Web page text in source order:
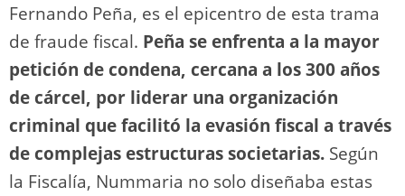
Fernando Peña, es el epicentro de esta trama
de fraude fiscal. Peña se enfrenta a la mayor
petición de condena, cercana a los 300 años
de cárcel, por liderar una organización
criminal que facilitó la evasión fiscal a través
de complejas estructuras societarias. Según
la Fiscalía, Nummaria no solo diseñaba estas